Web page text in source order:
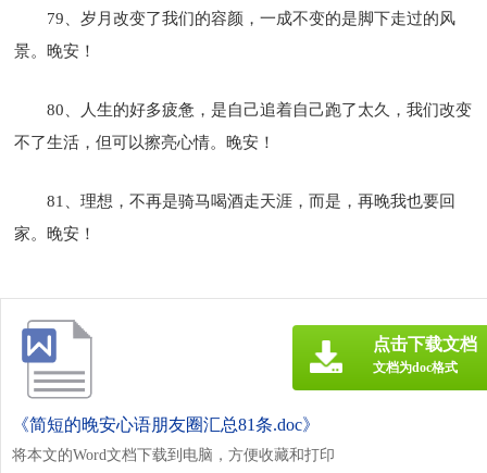
79、岁月改变了我们的容颜，一成不变的是脚下走过的风
景。晚安！
80、人生的好多疲惫，是自己追着自己跑了太久，我们改变
不了生活，但可以擦亮心情。晚安！
81、理想，不再是骑马喝酒走天涯，而是，再晚我也要回
家。晚安！
《简短的晚安心语朋友圈汇总81条.doc》
将本文的Word文档下载到电脑，方便收藏和打印
点击下载文档
文档为doc格式